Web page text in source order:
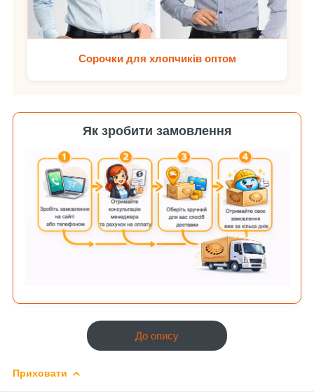
Сорочки для хлопчиків оптом
Як зробити замовлення
До опису
Приховати